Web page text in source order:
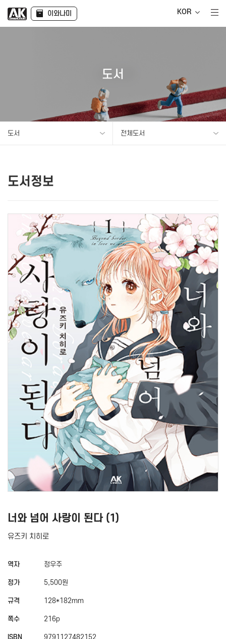
이와나미 KOR
도서
도서 전체도서
도서정보
너와 넘어 사랑이 된다 (1)
유즈키 치히로
역자 정우주
정가 5,500원
규격 128*182mm
쪽수 216p
ISBN 9791127482152